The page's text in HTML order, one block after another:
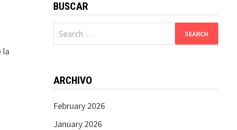
la
BUSCAR
Search
for:
ARCHIVO
February 2026
January 2026